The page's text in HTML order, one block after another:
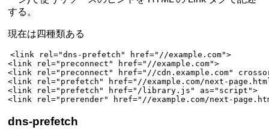
する。
現在は四種類ある
<link rel="dns-prefetch" href="//example.com">
<link rel="preconnect" href="//example.com">
<link rel="preconnect" href="//cdn.example.com"
<link rel="prefetch" href="//example.com/next-
<link rel="prefetch" href="/library.js" as="script">
<link rel="prerender" href="//example.com/next-
dns-prefetch